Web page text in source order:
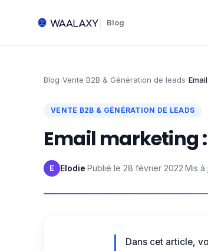
Blog
Blog›Vente B2B & Génération de leads›
VENTE B2B & GÉNÉRATION DE LEADS
Email marketing
E Elodie·Publié le 28 février 2022·Mis à
Dans cet article,